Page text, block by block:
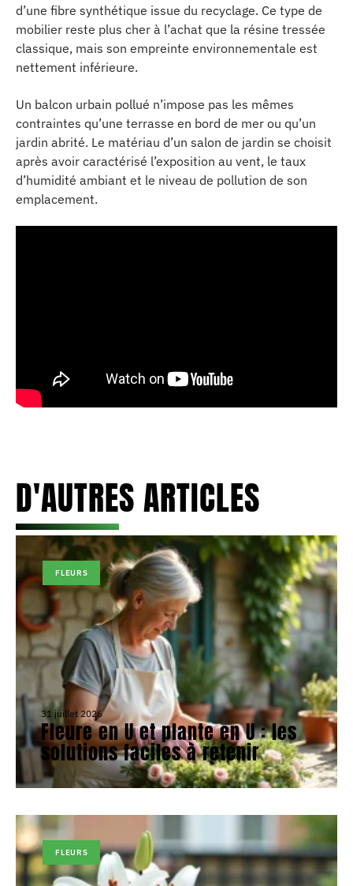
d’une fibre synthétique issue du recyclage. Ce type de
mobilier reste plus cher à l’achat que la résine tressée
classique, mais son empreinte environnementale est
nettement inférieure.
Un balcon urbain pollué n’impose pas les mêmes
contraintes qu’une terrasse en bord de mer ou qu’un
jardin abrité. Le matériau d’un salon de jardin se choisit
après avoir caractérisé l’exposition au vent, le taux
d’humidité ambiant et le niveau de pollution de son
emplacement.
D'AUTRES ARTICLES
FLEURS
31 juillet 2026
Fleure en U et plante en U : les
solutions faciles à retenir
FLEURS